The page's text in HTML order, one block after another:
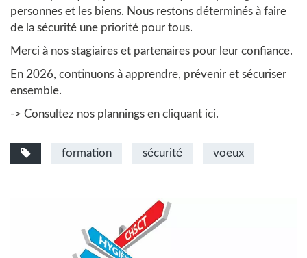
personnes et les biens. Nous restons déterminés à faire
de la sécurité une priorité pour tous.
Merci à nos stagiaires et partenaires pour leur confiance.
En 2026, continuons à apprendre, prévenir et sécuriser
ensemble.
-> Consultez nos plannings en cliquant ici.
formation sécurité voeux